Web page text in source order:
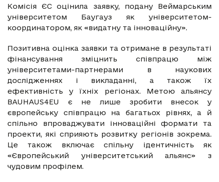
Комісія ЄС оцінила заявку, подану Веймарським
університетом Баугауз як університетом-
координатором, як «видатну та інноваційну».
Позитивна оцінка заявки та отримане в результаті
фінансування зміцнить співпрацю між
університетами-партнерами в наукових
дослідженнях і викладанні, а також їх
ефективність у їхніх регіонах. Метою альянсу
BAUHAUS4EU є не лише зробити внесок у
європейську співпрацю на багатьох рівнях, а й
спільно впроваджувати інноваційні формати та
проекти, які сприяють розвитку регіонів зокрема.
Це також включає спільну ідентичність як
«Європейський університетський альянс» з
чудовим профілем.